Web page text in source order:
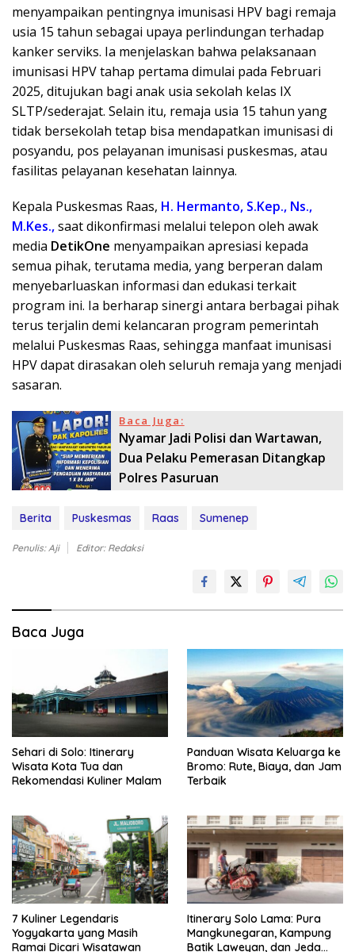
menyampaikan pentingnya imunisasi HPV bagi remaja
usia 15 tahun sebagai upaya perlindungan terhadap
kanker serviks. Ia menjelaskan bahwa pelaksanaan
imunisasi HPV tahap pertama dimulai pada Februari
2025, ditujukan bagi anak usia sekolah kelas IX
SLTP/sederajat. Selain itu, remaja usia 15 tahun yang
tidak bersekolah tetap bisa mendapatkan imunisasi di
posyandu, pos pelayanan imunisasi puskesmas, atau
fasilitas pelayanan kesehatan lainnya.
Kepala Puskesmas Raas, H. Hermanto, S.Kep., Ns.,
M.Kes.,saat dikonfirmasi melalui telepon oleh awak
media DetikOne menyampaikan apresiasi kepada
semua pihak, terutama media, yang berperan dalam
menyebarluaskan informasi dan edukasi terkait
program ini. Ia berharap sinergi antara berbagai pihak
terus terjalin demi kelancaran program pemerintah
melalui Puskesmas Raas, sehingga manfaat imunisasi
HPV dapat dirasakan oleh seluruh remaja yang menjadi
sasaran.
Baca Juga:
Nyamar Jadi Polisi dan Wartawan,
Dua Pelaku Pemerasan Ditangkap
Polres Pasuruan
Berita Puskesmas Raas Sumenep
Penulis: Aji Editor: Redaksi
Baca Juga
Sehari di Solo: Itinerary
Wisata Kota Tua dan
Rekomendasi Kuliner Malam
Panduan Wisata Keluarga ke
Bromo: Rute, Biaya, dan Jam
Terbaik
7 Kuliner Legendaris
Yogyakarta yang Masih
Ramai Dicari Wisatawan
Itinerary Solo Lama: Pura
Mangkunegaran, Kampung
Batik Laweyan, dan Jeda